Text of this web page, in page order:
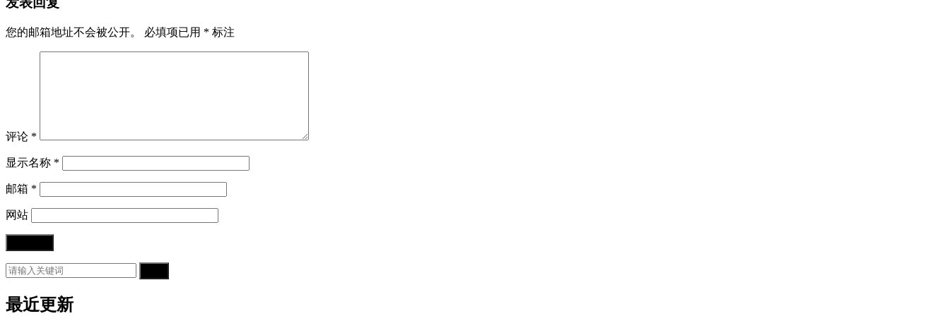
您的邮箱地址不会被公开。 必填项已用 * 标注
评论 *
显示名称 *
邮箱 *
网站
最近更新